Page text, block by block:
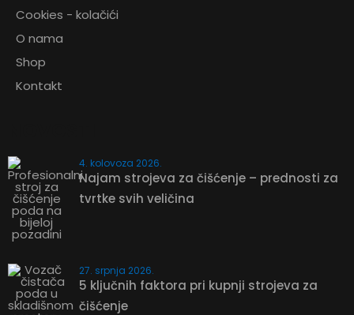
Cookies - kolačići
O nama
Shop
Kontakt
4. kolovoza 2026.
Najam strojeva za čišćenje – prednosti za
tvrtke svih veličina
27. srpnja 2026.
5 ključnih faktora pri kupnji strojeva za
čišćenje